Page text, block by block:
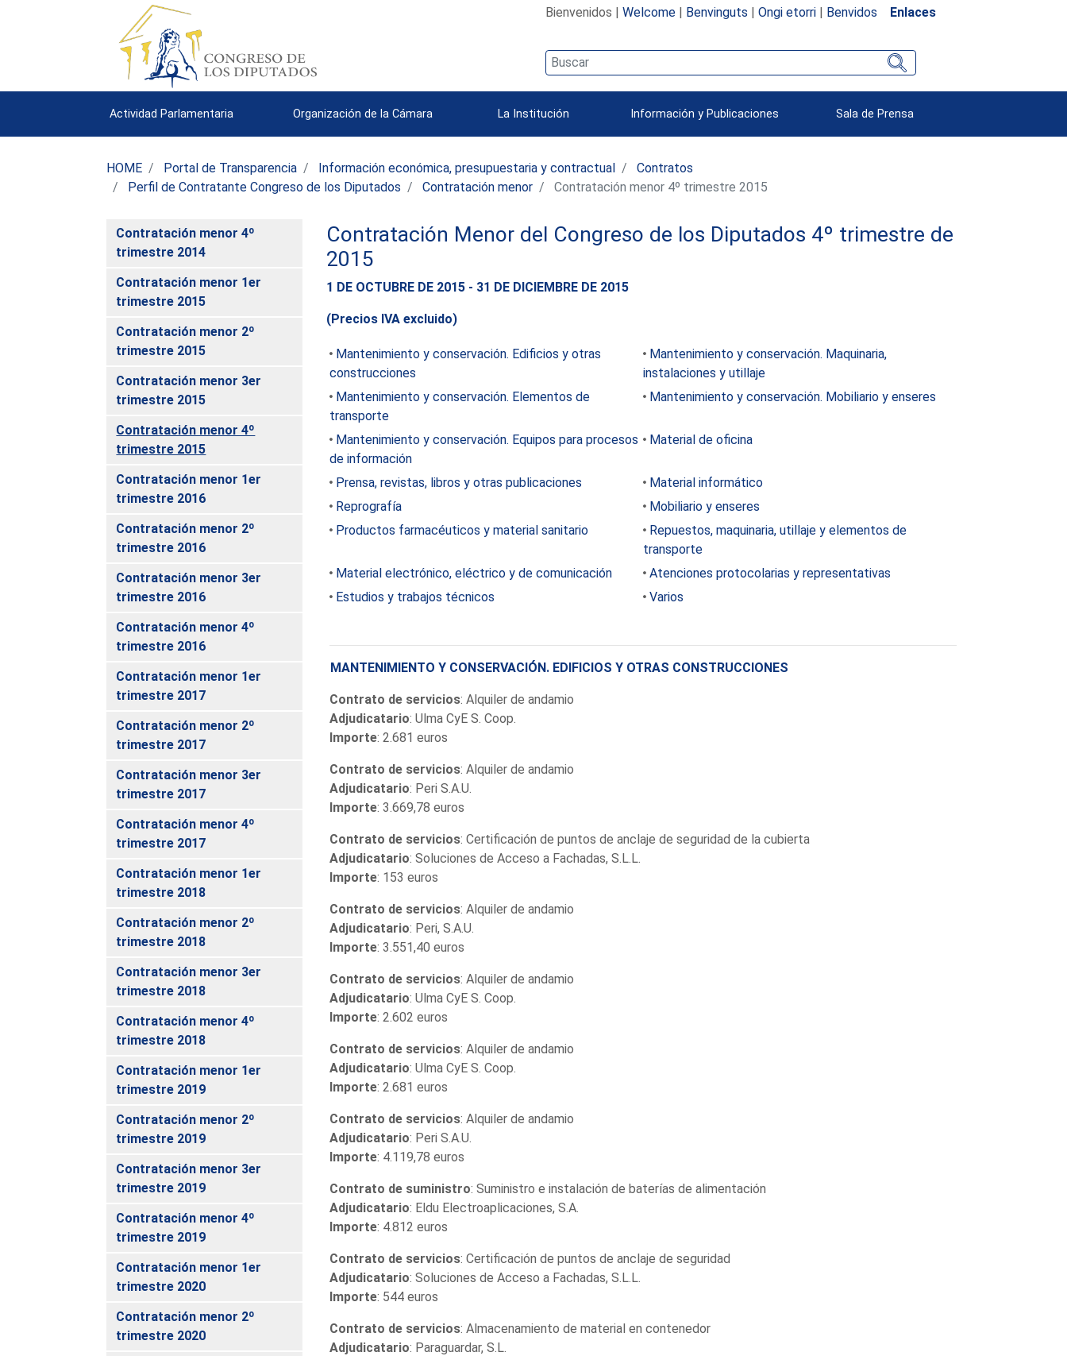
Bienvenidos | Welcome| Benvinguts | Ongi etorri| Benvidos Enlaces
Actividad Parlamentaria Organización de la Cámara La Institución Información y Publicaciones Sala de Prensa
HOME Portal de Transparencia Información económica, presupuestaria y contractual
Contratos
Perfil de Contratante Congreso de los Diputados
Contratación menor Contratación menor 4º trimestre 2015
Contratación menor 4º
trimestre 2014
Contratación menor 1er
trimestre 2015
Contratación menor 2º
trimestre 2015
Contratación menor 3er
trimestre 2015
Contratación menor 4º
trimestre 2015
Contratación menor 1er
trimestre 2016
Contratación menor 2º
trimestre 2016
Contratación menor 3er
trimestre 2016
Contratación menor 4º
trimestre 2016
Contratación menor 1er
trimestre 2017
Contratación menor 2º
trimestre 2017
Contratación menor 3er
trimestre 2017
Contratación menor 4º
trimestre 2017
Contratación menor 1er
trimestre 2018
Contratación menor 2º
trimestre 2018
Contratación menor 3er
trimestre 2018
Contratación menor 4º
trimestre 2018
Contratación menor 1er
trimestre 2019
Contratación menor 2º
trimestre 2019
Contratación menor 3er
trimestre 2019
Contratación menor 4º
trimestre 2019
Contratación menor 1er
trimestre 2020
Contratación menor 2º
trimestre 2020
Contratación Menor del Congreso de los Diputados 4º trimestre de
2015
1 DE OCTUBRE DE 2015 - 31 DE DICIEMBRE DE 2015
(Precios IVA excluido)
Mantenimiento y conservación. Edificios y otras
construcciones
Mantenimiento y conservación. Maquinaria,
instalaciones y utillaje
Mantenimiento y conservación. Elementos de
transporte
Mantenimiento y conservación. Mobiliario y enseres
Mantenimiento y conservación. Equipos para procesos
de información
Material de oficina
Prensa, revistas, libros y otras publicaciones
Material informático
Reprografía
Mobiliario y enseres
Productos farmacéuticos y material sanitario
Repuestos, maquinaria, utillaje y elementos de
transporte
Material electrónico, eléctrico y de comunicación
Atenciones protocolarias y representativas
Estudios y trabajos técnicos
Varios
MANTENIMIENTO Y CONSERVACIÓN. EDIFICIOS Y OTRAS CONSTRUCCIONES
Contrato de servicios: Alquiler de andamio
Adjudicatario: Ulma CyE S. Coop.
Importe: 2.681 euros
Contrato de servicios: Alquiler de andamio
Adjudicatario: Peri S.A.U.
Importe: 3.669,78 euros
Contrato de servicios: Certificación de puntos de anclaje de seguridad de la cubierta
Adjudicatario: Soluciones de Acceso a Fachadas, S.L.L.
Importe: 153 euros
Contrato de servicios: Alquiler de andamio
Adjudicatario: Peri, S.A.U.
Importe: 3.551,40 euros
Contrato de servicios: Alquiler de andamio
Adjudicatario: Ulma CyE S. Coop.
Importe: 2.602 euros
Contrato de servicios: Alquiler de andamio
Adjudicatario: Ulma CyE S. Coop.
Importe: 2.681 euros
Contrato de servicios: Alquiler de andamio
Adjudicatario: Peri S.A.U.
Importe: 4.119,78 euros
Contrato de suministro: Suministro e instalación de baterías de alimentación
Adjudicatario: Eldu Electroaplicaciones, S.A.
Importe: 4.812 euros
Contrato de servicios: Certificación de puntos de anclaje de seguridad
Adjudicatario: Soluciones de Acceso a Fachadas, S.L.L.
Importe: 544 euros
Contrato de servicios: Almacenamiento de material en contenedor
Adjudicatario: Paraguardar, S.L.